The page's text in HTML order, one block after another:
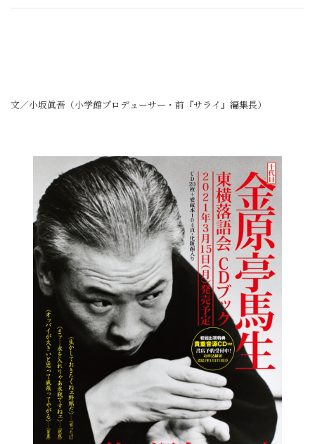
文／小坂眞吾（小学館プロデューサー・前『サライ』編集長）